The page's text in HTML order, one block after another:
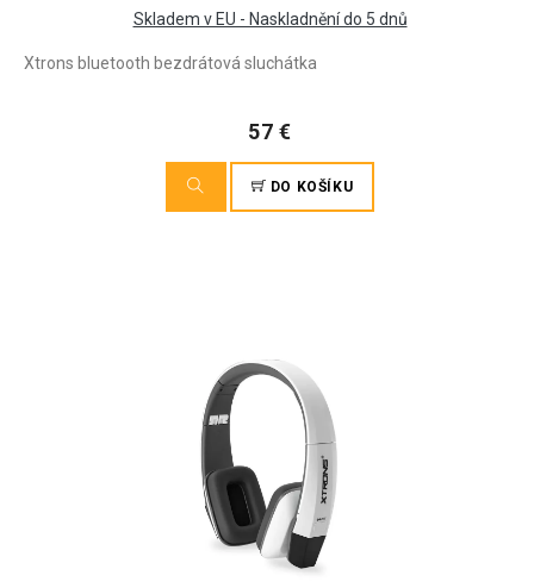
Skladem v EU - Naskladnění do 5 dnů
Xtrons bluetooth bezdrátová sluchátka
57 €
DO KOŠÍKU